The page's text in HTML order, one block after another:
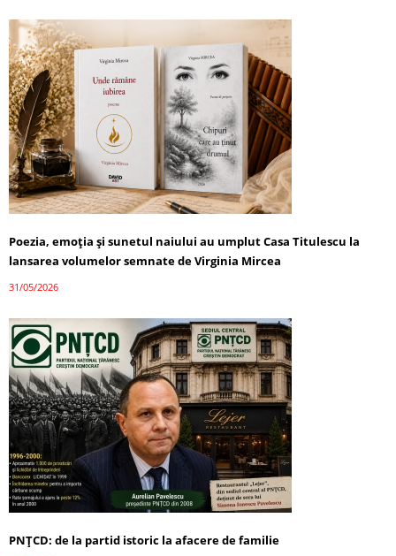
Poezia, emoția și sunetul naiului au umplut Casa Titulescu la
lansarea volumelor semnate de Virginia Mircea
31/05/2026
PNȚCD: de la partid istoric la afacere de familie